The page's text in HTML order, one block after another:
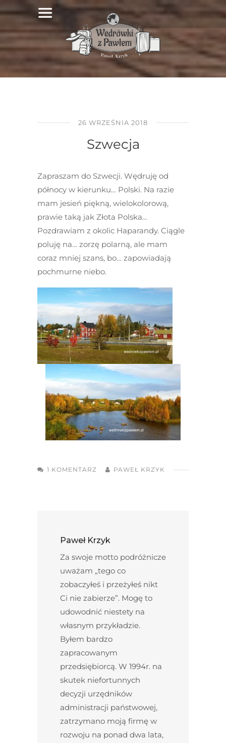
26 WRZEŚNIA 2018
Szwecja
Zapraszam do Szwecji. Wędruję od
północy w kierunku… Polski. Na razie
mam jesień piękną, wielokolorową,
prawie taką jak Złota Polska…
Pozdrawiam z okolic Haparandy. Ciągle
poluję na… zorzę polarną, ale mam
coraz mniej szans, bo… zapowiadają
pochmurne niebo.
1 KOMENTARZ PAWEŁ KRZYK
Paweł Krzyk
Za swoje motto podróżnicze
uważam „tego co
zobaczyłeś i przeżyłeś nikt
Ci nie zabierze”. Mogę to
udowodnić niestety na
własnym przykładzie.
Byłem bardzo
zapracowanym
przedsiębiorcą. W 1994r. na
skutek niefortunnych
decyzji urzędników
administracji państwowej,
zatrzymano moją firmę w
rozwoju na ponad dwa lata,